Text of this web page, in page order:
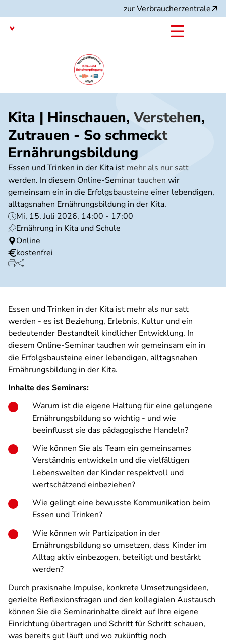
zum
Inhalt
zur Verbraucherzentrale
Kita | Hinschauen, Verstehen,
Zutrauen - So schmeckt
Ernährungsbildung
Essen und Trinken in der Kita ist mehr als nur satt
werden. In diesem Online-Seminar tauchen wir
gemeinsam ein in die Erfolgsbausteine einer lebendigen,
alltagsnahen Ernährungsbildung in der Kita.
Mi, 15. Juli 2026, 14:00 - 17:00
Ernährung in Kita und Schule
Online
kostenfrei
Essen und Trinken in der Kita ist mehr als nur satt
werden - es ist Beziehung, Erlebnis, Kultur und ein
bedeutender Bestandteil kindlicher Entwicklung. In
diesem Online-Seminar tauchen wir gemeinsam ein in
die Erfolgsbausteine einer lebendigen, alltagsnahen
Ernährungsbildung in der Kita.
Inhalte des Seminars:
Warum ist die eigene Haltung für eine gelungene
Ernährungsbildung so wichtig - und wie
beeinflusst sie das pädagogische Handeln?
Wie können Sie als Team ein gemeinsames
Verständnis entwickeln und die vielfältigen
Lebenswelten der Kinder respektvoll und
wertschätzend einbeziehen?
Wie gelingt eine bewusste Kommunikation beim
Essen und Trinken?
Wie können wir Partizipation in der
Ernährungsbildung so umsetzen, dass Kinder im
Alltag aktiv einbezogen, beteiligt und bestärkt
werden?
Durch praxisnahe Impulse, konkrete Umsetzungsideen,
gezielte Reflexionsfragen und den kollegialen Austausch
können Sie die Seminarinhalte direkt auf Ihre eigene
Einrichtung übertragen und Schritt für Schritt schauen,
was bereits gut läuft und wo zukünftig noch